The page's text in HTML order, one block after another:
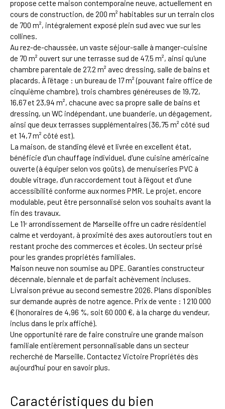
propose cette maison contemporaine neuve, actuellement en
cours de construction, de 200 m² habitables sur un terrain clos
de 700 m², intégralement exposé plein sud avec vue sur les
collines.
Au rez-de-chaussée, un vaste séjour-salle à manger-cuisine
de 70 m² ouvert sur une terrasse sud de 47,5 m², ainsi qu'une
chambre parentale de 27,2 m² avec dressing, salle de bains et
placards. À l'étage : un bureau de 17 m² (pouvant faire office de
cinquième chambre), trois chambres généreuses de 19,72,
16,67 et 23,94 m², chacune avec sa propre salle de bains et
dressing, un WC indépendant, une buanderie, un dégagement,
ainsi que deux terrasses supplémentaires (36,75 m² côté sud
et 14,7 m² côté est).
La maison, de standing élevé et livrée en excellent état,
bénéficie d'un chauffage individuel, d'une cuisine américaine
ouverte (à équiper selon vos goûts), de menuiseries PVC à
double vitrage, d'un raccordement tout à l'égout et d'une
accessibilité conforme aux normes PMR. Le projet, encore
modulable, peut être personnalisé selon vos souhaits avant la
fin des travaux.
Le 11ᵉ arrondissement de Marseille offre un cadre résidentiel
calme et verdoyant, à proximité des axes autoroutiers tout en
restant proche des commerces et écoles. Un secteur prisé
pour les grandes propriétés familiales.
Maison neuve non soumise au DPE. Garanties constructeur
décennale, biennale et de parfait achèvement incluses.
Livraison prévue au second semestre 2026. Plans disponibles
sur demande auprès de notre agence. Prix de vente : 1 210 000
€ (honoraires de 4,96 %, soit 60 000 €, à la charge du vendeur,
inclus dans le prix affiché).
Une opportunité rare de faire construire une grande maison
familiale entièrement personnalisable dans un secteur
recherché de Marseille. Contactez Victoire Propriétés dès
aujourd'hui pour en savoir plus.
Caractéristiques du bien